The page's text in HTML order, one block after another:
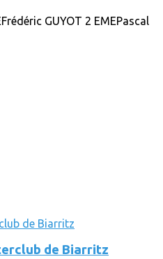
GUYOT 2 EMEPascal
de Biarritz